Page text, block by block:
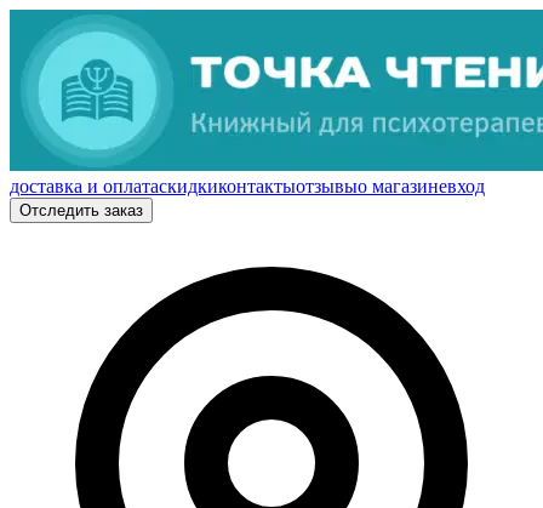
доставка и оплатаскидкиконтактыотзывыо магазиневход
Отследить заказ